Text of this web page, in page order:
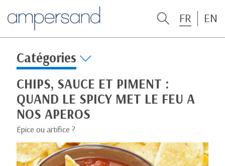
FR EN
Catégories
CHIPS, SAUCE ET PIMENT :
QUAND LE SPICY MET LE FEU A
NOS APEROS
Épice ou artifice ?